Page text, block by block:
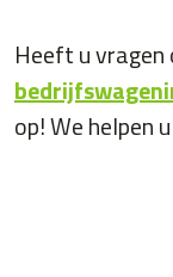
Heeft u vragen
op! We helpen